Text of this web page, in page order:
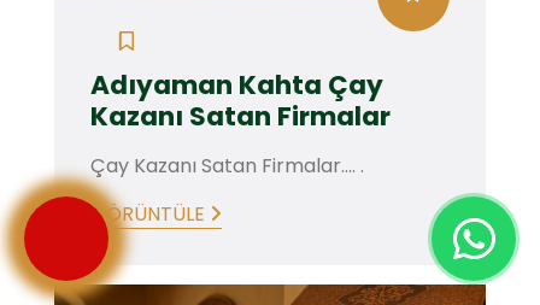
Adıyaman Kahta Çay
Kazanı Satan Firmalar
Çay Kazanı Satan Firmalar.... .
GÖRÜNTÜLE